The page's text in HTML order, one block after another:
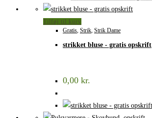
Tilføj til kurv
Gratis, Strik, Strik Dame
strikket bluse - gratis opskrift
0,00 kr.